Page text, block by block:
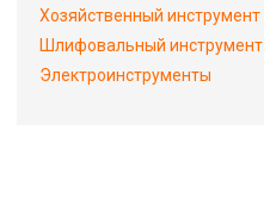
Хозяйственный инструмент
Шлифовальный инструмент
Электроинструменты